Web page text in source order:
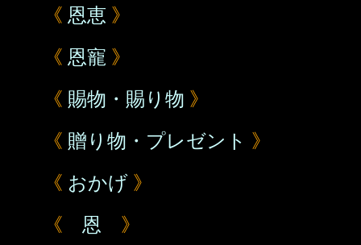
《 恩恵 》
《 恩寵 》
《 賜物・賜り物 》
《 贈り物・プレゼント 》
《 おかげ 》
《 恩 》